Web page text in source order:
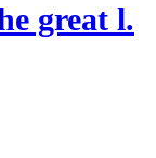
great l.